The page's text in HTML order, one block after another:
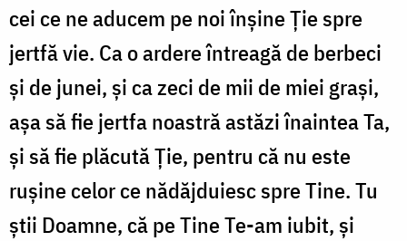
cei ce ne aducem pe noi înșine Ție spre
jertfă vie. Ca o ardere întreagă de berbeci
și de junei, și ca zeci de mii de miei grași,
așa să fie jertfa noastră astăzi înaintea Ta,
și să fie plăcută Ție, pentru că nu este
rușine celor ce nădăjduiesc spre Tine. Tu
știi Doamne, că pe Tine Te-am iubit, și